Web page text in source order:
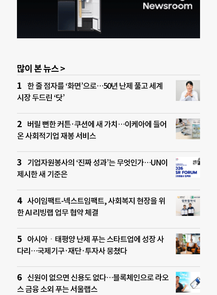
많이 본 뉴스 >
한 줄 점자를 ‘화면’으로…50년 난제 풀고 세계
시장 두드린 ‘닷’
버릴 뻔한 커튼·쿠션에 새 가치…이케아에 들어
온 사회적기업 재봉 서비스
기업자원봉사의 ‘진짜 성과’는 무엇인가…UN이
제시한 새 기준은
사이임팩트-넥스트임팩트, 사회복지 현장을 위
한 AI 리빙랩 업무 협약 체결
아시아ㆍ태평양 난제 푸는 스타트업에 성장 사
다리…국제기구·재단·투자사 뭉쳤다
신원이 없으면 신용도 없다…블록체인으로 라오
스 금융 소외 푸는 서울랩스